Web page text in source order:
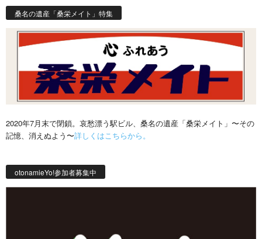
桑名の遺産「桑栄メイト」特集
2020年7月末で閉鎖。哀愁漂う駅ビル、桑名の遺産「桑栄メイト」〜その
記憶、消えぬよう〜詳しくはこちらから。
otonamieYo!参加者募集中